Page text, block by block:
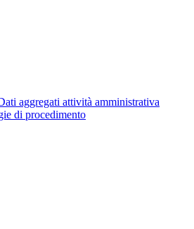
aggregati attività amministrativa
di procedimento